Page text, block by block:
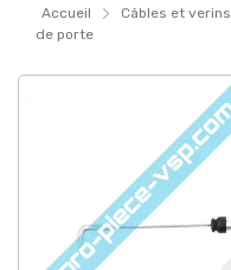
Accueil Câbles et verins
de porte